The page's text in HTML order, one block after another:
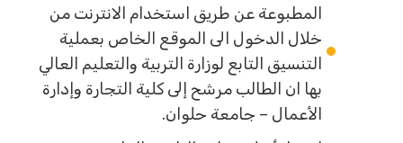
المطبوعة عن طريق استخدام الانترنت من
خلال الدخول الى الموقع الخاص بعملية
التنسيق التابع لوزارة التربية والتعليم العالي
بها ان الطالب مرشح إلى كلية التجارة وإدارة
الأعمال – جامعة حلوان.